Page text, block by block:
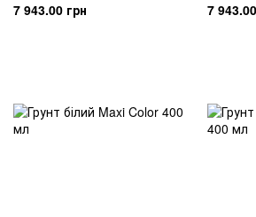
7 943.00 грн 7